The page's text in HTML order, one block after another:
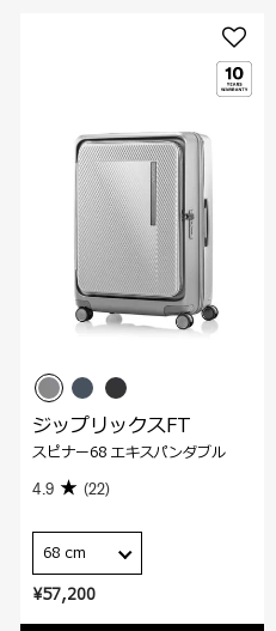
¥57,200
ジップリックスFT
スピナー68 エキスパンダブル
4.9 (22)
68 cm